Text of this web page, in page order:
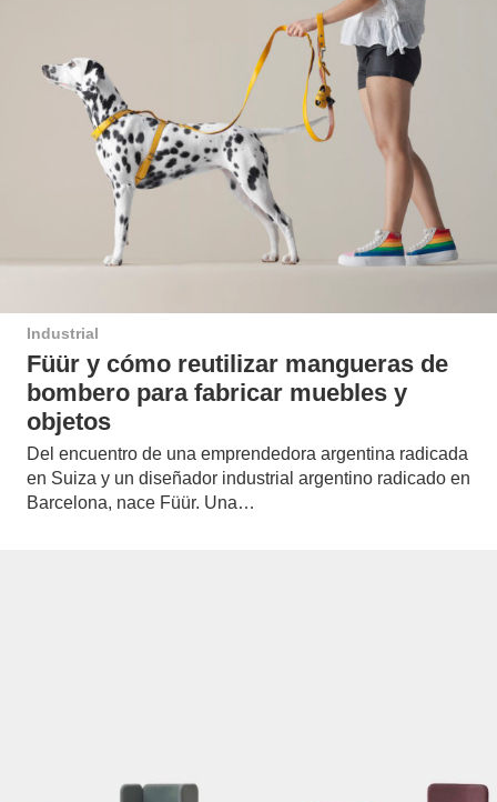
Industrial
Füür y cómo reutilizar mangueras de
bombero para fabricar muebles y
objetos
Del encuentro de una emprendedora argentina radicada
en Suiza y un diseñador industrial argentino radicado en
Barcelona, nace Füür. Una…